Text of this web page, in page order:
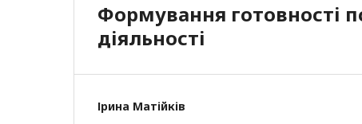
Формування готовності
діяльності
Ірина Матійків